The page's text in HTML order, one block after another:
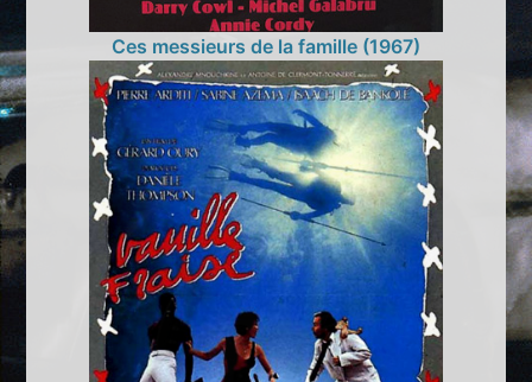
Ces messieurs de la famille (1967)